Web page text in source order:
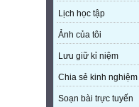
Lịch học tập
Ảnh của tôi
Lưu giữ kỉ niệm
Chia sẻ kinh nghiệm
Soạn bài trực tuyến